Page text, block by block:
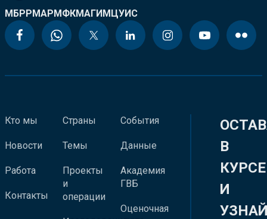
МБРРМАРМФКМАГИМЦУИС
Кто мы
Новости
Работа
Контакты
Страны
Темы
Проекты
и
операции
События
Данные
Академия
ГВБ
Оценочная
В
КУРСЕ
И